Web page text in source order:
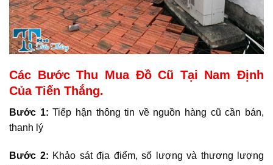
Các Bước Thu Mua Đồ Cũ Tại Nam Định
Của Tiến Thắng.
Bước 1: Tiếp hận thông tin về nguồn hàng cũ cần bán,
thanh lý
Bước 2: Khảo sát địa điểm, số lượng và thương lượng